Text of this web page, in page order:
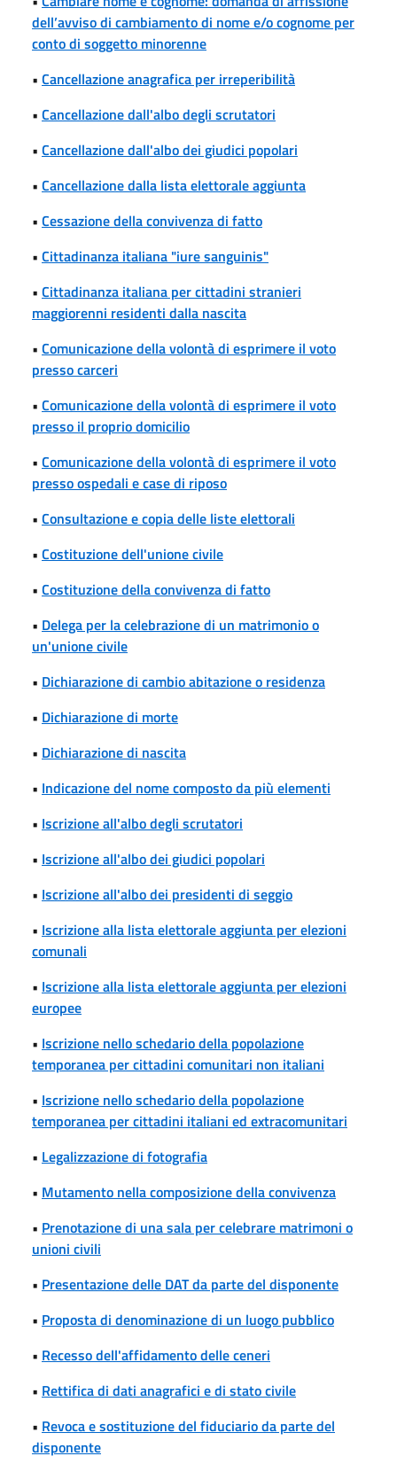
dell’avviso di cambiamento di nome e/o cognome per
conto di soggetto minorenne
• Cancellazione anagrafica per irreperibilità
• Cancellazione dall'albo degli scrutatori
• Cancellazione dall'albo dei giudici popolari
• Cancellazione dalla lista elettorale aggiunta
• Cessazione della convivenza di fatto
• Cittadinanza italiana "iure sanguinis"
• Cittadinanza italiana per cittadini stranieri
maggiorenni residenti dalla nascita
• Comunicazione della volontà di esprimere il voto
presso carceri
• Comunicazione della volontà di esprimere il voto
presso il proprio domicilio
• Comunicazione della volontà di esprimere il voto
presso ospedali e case di riposo
• Consultazione e copia delle liste elettorali
• Costituzione dell'unione civile
• Costituzione della convivenza di fatto
• Delega per la celebrazione di un matrimonio o
un'unione civile
• Dichiarazione di cambio abitazione o residenza
• Dichiarazione di morte
• Dichiarazione di nascita
• Indicazione del nome composto da più elementi
• Iscrizione all'albo degli scrutatori
• Iscrizione all'albo dei giudici popolari
• Iscrizione all'albo dei presidenti di seggio
• Iscrizione alla lista elettorale aggiunta per elezioni
comunali
• Iscrizione alla lista elettorale aggiunta per elezioni
europee
• Iscrizione nello schedario della popolazione
temporanea per cittadini comunitari non italiani
• Iscrizione nello schedario della popolazione
temporanea per cittadini italiani ed extracomunitari
• Legalizzazione di fotografia
• Mutamento nella composizione della convivenza
• Prenotazione di una sala per celebrare matrimoni o
unioni civili
• Presentazione delle DAT da parte del disponente
• Proposta di denominazione di un luogo pubblico
• Recesso dell'affidamento delle ceneri
• Rettifica di dati anagrafici e di stato civile
• Revoca e sostituzione del fiduciario da parte del
disponente